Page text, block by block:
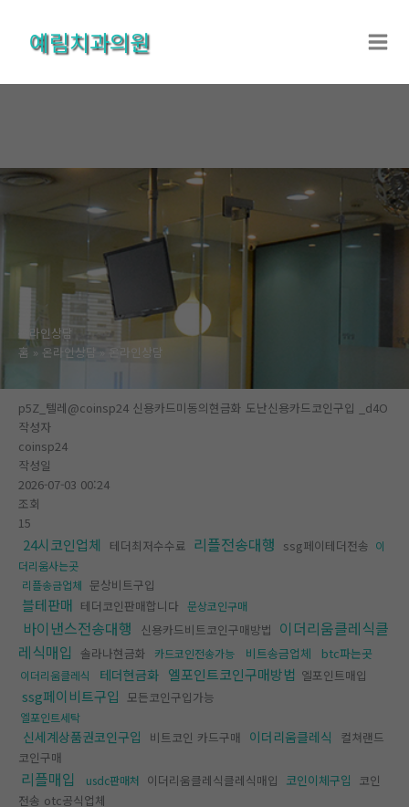
건
예림치과의원
온라인상담
홈
온라인상담 온라인상담
p5Z_텔레@coinsp24 신용카드미동의현금화 도난신용카드코인구입 _d4O
작성자
coinsp24
작성일
2026-07-03 00:24
조회
15
24시코인업체 테더최저수수료 리플전송대행 ssg페이테더전송 이
더리움사는곳
리플송금업체 문상비트구입
블테판매 테더코인판매합니다 문상코인구매
바이낸스전송대행 신용카드비트코인구매방법 이더리움클레식클
레식매입
솔라나현금화 카드코인전송가능 비트송금업체 btc파는곳
이더리움클레식 테더현금화 엘포인트코인구매방법 엘포인트매입
ssg페이비트구입 모든코인구입가능
엘포인트세탁
신세계상품권코인구입 비트코인 카드구매 이더리움클레식
컬쳐랜드
코인구매
리플매입 usdc판매처 이더리움클레식클레식매입 코인이체구입 코인
전송 otc공식업체